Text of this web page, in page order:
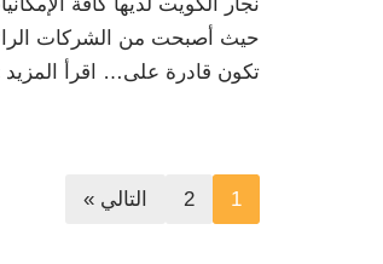
حيث أصبحت من الشركات
تكون قادرة على…
اقرأ
1
2 التالي »